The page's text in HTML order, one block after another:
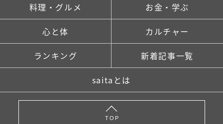
料理・グルメ お金・学ぶ
心と体 カルチャー
ランキング 新着記事一覧
saitaとは
TOP